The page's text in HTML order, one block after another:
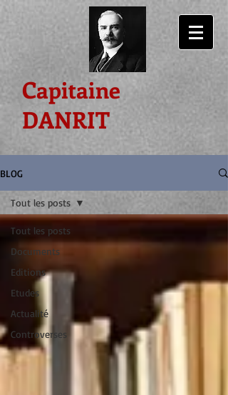
Capitaine
DANRIT
BLOG
Tout les posts
Documents
Editions
Etudes
Actualité
Controverses
Tout les posts